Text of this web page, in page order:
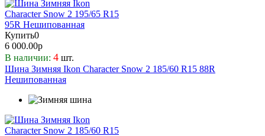
Купить0
6 000.00р
В наличии: 4 шт.
Шина Зимняя Ikon Character Snow 2 185/60 R15 88R
Нешипованная